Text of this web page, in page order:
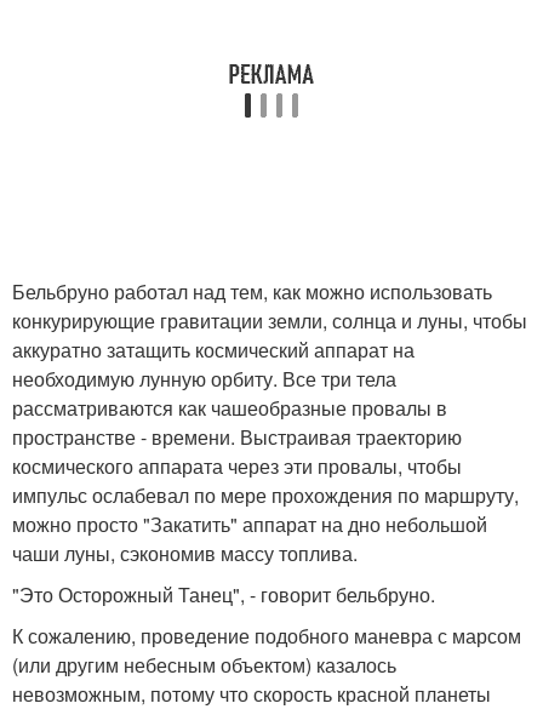
Бельбруно работал над тем, как можно использовать
конкурирующие гравитации земли, солнца и луны, чтобы
аккуратно затащить космический аппарат на
необходимую лунную орбиту. Все три тела
рассматриваются как чашеобразные провалы в
пространстве - времени. Выстраивая траекторию
космического аппарата через эти провалы, чтобы
импульс ослабевал по мере прохождения по маршруту,
можно просто "Закатить" аппарат на дно небольшой
чаши луны, сэкономив массу топлива.
"Это Осторожный Танец", - говорит бельбруно.
К сожалению, проведение подобного маневра с марсом
(или другим небесным объектом) казалось
невозможным, потому что скорость красной планеты